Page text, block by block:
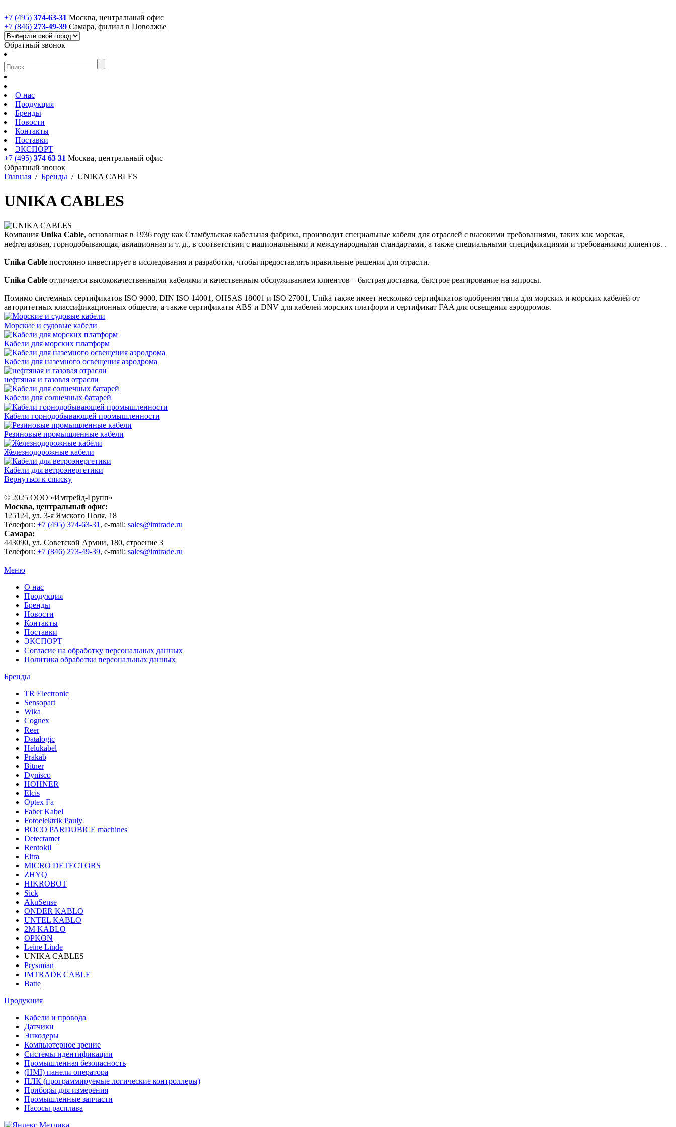
+7 (495) 374-63-31 Москва, центральный офис
+7 (846) 273-49-39 Самара, филиал в Поволжье
Обратный звонок
О нас
Продукция
Бренды
Новости
Контакты
Поставки
ЭКСПОРТ
+7 (495) 374 63 31 Москва, центральный офис
Обратный звонок
Главная / Бренды / UNIKA CABLES
UNIKA CABLES
Компания Unika Cable, основанная в 1936 году как Стамбульская кабельная фабрика, производит специальные кабели для отраслей с высокими требованиями, таких как морская,
нефтегазовая, горнодобывающая, авиационная и т. д., в соответствии с национальными и международными стандартами, а также специальными спецификациями и требованиями клиентов. .
Unika Cable постоянно инвестирует в исследования и разработки, чтобы предоставлять правильные решения для отрасли.
Unika Cable отличается высококачественными кабелями и качественным обслуживанием клиентов – быстрая доставка, быстрое реагирование на запросы.
Помимо системных сертификатов ISO 9000, DIN ISO 14001, OHSAS 18001 и ISO 27001, Unika также имеет несколько сертификатов одобрения типа для морских и морских кабелей от
авторитетных классификационных обществ, а также сертификаты ABS и DNV для кабелей морских платформ и сертификат FAA для освещения аэродромов.
Морские и судовые кабели
Кабели для морских платформ
Кабели для наземного освещения аэродрома
нефтяная и газовая отрасли
Кабели для солнечных батарей
Кабели горнодобывающей промышленности
Резиновые промышленные кабели
Железнодорожные кабели
Кабели для ветроэнергетики
Вернуться к списку
© 2025 ООО «Имтрейд-Групп»
Москва, центральный офис:
125124, ул. 3-я Ямского Поля, 18
Телефон: +7 (495) 374-63-31 , e-mail: sales@imtrade.ru
Самара:
443090, ул. Советской Армии, 180, строение 3
Телефон: +7 (846) 273-49-39, e-mail: sales@imtrade.ru
Меню
О нас
Продукция
Бренды
Новости
Контакты
Поставки
ЭКСПОРТ
Согласие на обработку персональных данных
Политика обработки персональных данных
Бренды
TR Electronic
Sensopart
Wika
Cognex
Reer
Datalogic
Helukabel
Prakab
Bitner
Dynisco
HOHNER
Elcis
Optex Fa
Faber Kabel
Fotoelektrik Pauly
BOCO PARDUBICE machines
Detectamet
Rentokil
Eltra
MICRO DETECTORS
ZHYQ
HIKROBOT
Sick
AkuSense
ONDER KABLO
UNTEL KABLO
2M KABLO
OPKON
Leine Linde
UNIKA CABLES
Prysmian
IMTRADE CABLE
Batte
Продукция
Кабели и провода
Датчики
Энкодеры
Компьютерное зрение
Системы идентификации
Промышленная безопасность
(HMI) панели оператора
ПЛК (программируемые логические контроллеры)
Приборы для измерения
Промышленные запчасти
Насосы расплава